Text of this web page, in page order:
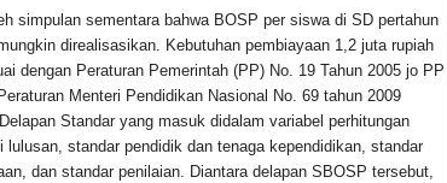
simpulan sementara bahwa BOSP per siswa di SD pertahun
direalisasikan. Kebutuhan pembiayaan 1,2 juta rupiah
dengan Peraturan Pemerintah (PP) No. 19 Tahun 2005 jo PP
Menteri Pendidikan Nasional No. 69 tahun 2009
Standar yang masuk didalam variabel perhitungan
standar pendidik dan tenaga kependidikan, standar
dan standar penilaian. Diantara delapan SBOSP tersebut,